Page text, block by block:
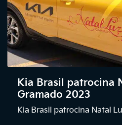
Kia Brasil patrocina
Gramado 2023
Kia Brasil patrocina Natal